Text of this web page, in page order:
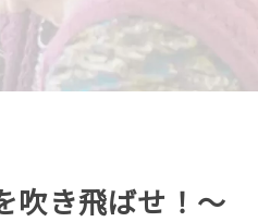
き飛ばせ！～